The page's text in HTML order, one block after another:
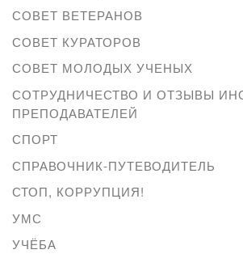
СОВЕТ ВЕТЕРАНОВ
СОВЕТ КУРАТОРОВ
СОВЕТ МОЛОДЫХ УЧЕНЫХ
СОТРУДНИЧЕСТВО И ОТЗЫВЫ
ПРЕПОДАВАТЕЛЕЙ
СПОРТ
СПРАВОЧНИК-ПУТЕВОДИТЕЛЬ
СТОП, КОРРУПЦИЯ!
УМС
УЧЁБА